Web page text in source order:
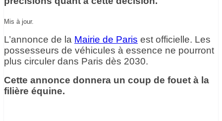
Mis à jour.
L’annonce de la Mairie de Paris est officielle. Les
possesseurs de véhicules à essence ne pourront
plus circuler dans Paris dès 2030.
Cette annonce donnera un coup de fouet à la
filière équine.